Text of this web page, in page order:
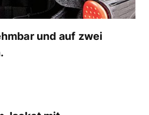
und auf zwei